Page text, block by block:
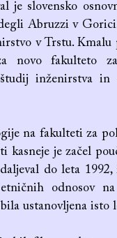
je slovensko
Abruzzi v
v Trstu. Kmalu
novo fakulteto za
inženirstva in
na fakulteti za
kasneje je začel
do leta
odnosov
ustanovljena isto